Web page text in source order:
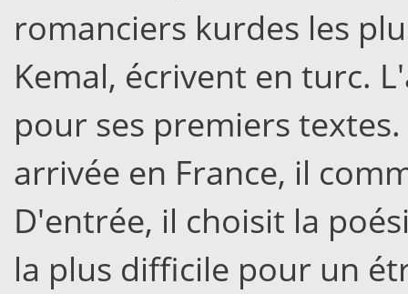
romanciers kurdes les
Kemal, écrivent en turc.
pour ses premiers
arrivée en France, il
D'entrée, il choisit la
la plus difficile pour un